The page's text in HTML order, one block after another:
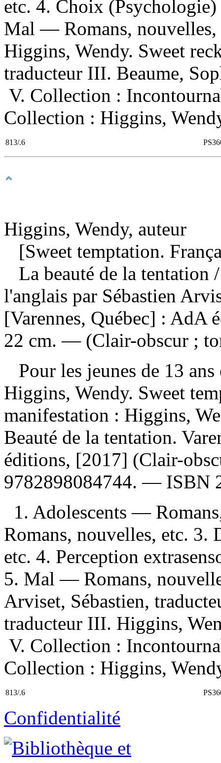
etc. 4. Choix
Mal — Romans, nouvelles,
Higgins, Wendy. Sweet
traducteur III. Beaume,
V. Collection :
Collection : Higgins,
813/.6
Higgins, Wendy, auteur
[Sweet temptation.
La beauté de la tentation
l'anglais par Sébastien
[Varennes, Québec] :
22 cm. — (Clair-obscur ;
Pour les jeunes de 13
Higgins, Wendy. Sweet
manifestation : Higgins,
Beauté de la tentation.
éditions, [2017] (Clair-
9782898084744. — ISBN
1. Adolescents —
Romans, nouvelles, etc.
etc. 4. Perception
5. Mal — Romans,
Arviset, Sébastien,
traducteur III. Higgins,
V. Collection :
Collection : Higgins,
813/.6
Confidentialité